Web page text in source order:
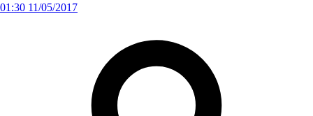
01:30 11/05/2017